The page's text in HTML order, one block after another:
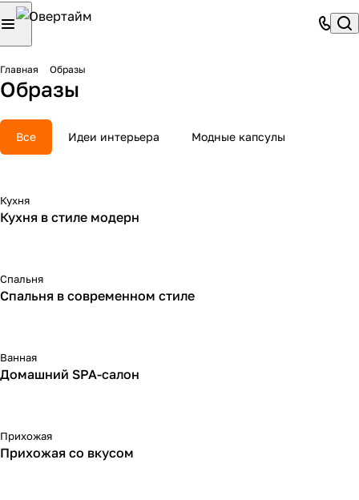
Главная Образы
Образы
Все Идеи интерьера Модные капсулы
Кухня
Кухня в стиле модерн
Спальня
Спальня в современном стиле
Ванная
Домашний SPA-салон
Прихожая
Прихожая со вкусом